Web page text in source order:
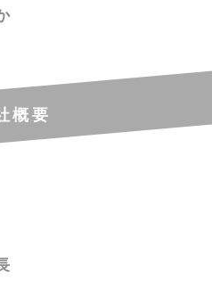
概要